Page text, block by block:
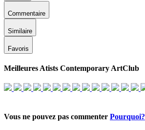
Commentaire
Similaire
Favoris
Meilleures Atists Contemporary ArtClub
Vous ne pouvez pas commenter Pourquoi?